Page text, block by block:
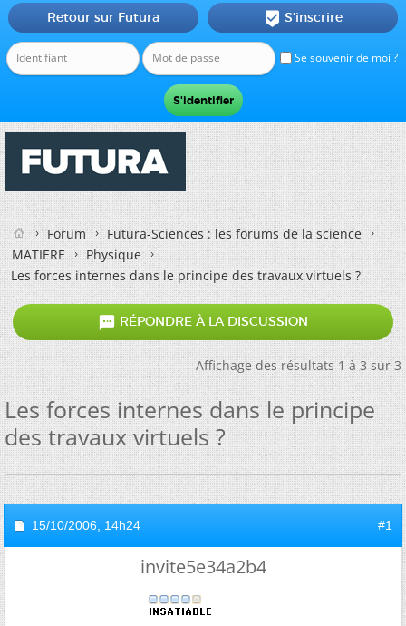
Se souvenir de moi ?
Retour sur Futura  S'inscrire
Forum
Futura-Sciences : les forums de la science
MATIERE
Physique
Les forces internes dans le principe des travaux virtuels ?
 RÉPONDRE À LA DISCUSSION
Affichage des résultats 1 à 3 sur 3
Les forces internes dans le principe
des travaux virtuels ?
15/10/2006, 14h24 #1
invite5e34a2b4